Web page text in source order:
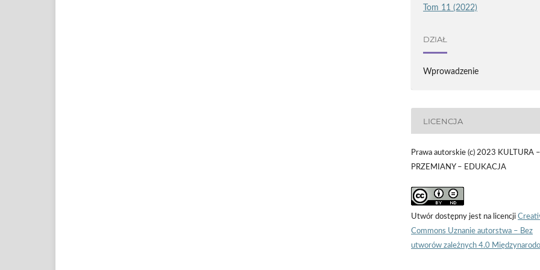
Tom 11 (2022)
DZIAŁ
Wprowadzenie
LICENCJA
Prawa autorskie (c) 2023 KULTURA –
PRZEMIANY – EDUKACJA
Utwór dostępny jest na licencji
Commons Uznanie autorstwa – Bez
utworów zależnych 4.0